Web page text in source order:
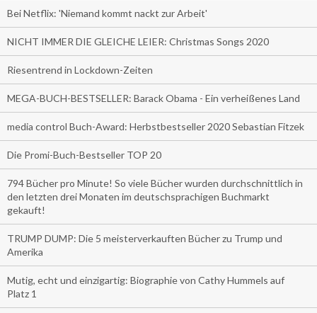
Bei Netflix: 'Niemand kommt nackt zur Arbeit'
NICHT IMMER DIE GLEICHE LEIER: Christmas Songs 2020
Riesentrend in Lockdown-Zeiten
MEGA-BUCH-BESTSELLER: Barack Obama - Ein verheißenes Land
media control Buch-Award: Herbstbestseller 2020 Sebastian Fitzek
Die Promi-Buch-Bestseller TOP 20
794 Bücher pro Minute! So viele Bücher wurden durchschnittlich in
den letzten drei Monaten im deutschsprachigen Buchmarkt
gekauft!
TRUMP DUMP: Die 5 meisterverkauften Bücher zu Trump und
Amerika
Mutig, echt und einzigartig: Biographie von Cathy Hummels auf
Platz 1